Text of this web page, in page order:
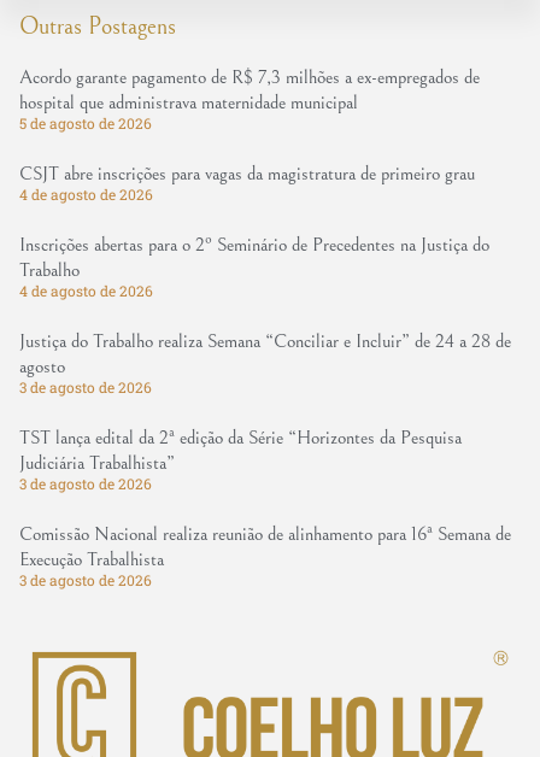
Outras Postagens
Acordo garante pagamento de R$ 7,3 milhões a ex-empregados de
hospital que administrava maternidade municipal
5 de agosto de 2026
CSJT abre inscrições para vagas da magistratura de primeiro grau
4 de agosto de 2026
Inscrições abertas para o 2º Seminário de Precedentes na Justiça do
Trabalho
4 de agosto de 2026
Justiça do Trabalho realiza Semana “Conciliar e Incluir” de 24 a 28 de
agosto
3 de agosto de 2026
TST lança edital da 2ª edição da Série “Horizontes da Pesquisa
Judiciária Trabalhista”
3 de agosto de 2026
Comissão Nacional realiza reunião de alinhamento para 16ª Semana de
Execução Trabalhista
3 de agosto de 2026